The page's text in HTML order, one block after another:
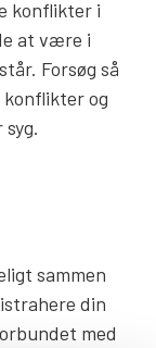
konflikter i
at være i
Forsøg så
og
sammen
din
med